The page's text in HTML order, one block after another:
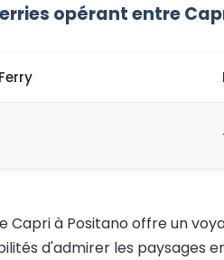
opérant entre
Capri à Positano offre un
d'admirer les paysages